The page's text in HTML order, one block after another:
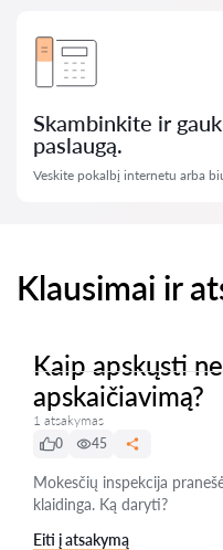
Skambinkite ir
paslaugą.
Veskite pokalbį internetu arba
Klausimai ir
Kaip apskųsti
apskaičiavimą?
1 atsakymas
0
45
Mokesčių inspekcija
klaidinga. Ką daryti?
Eiti į atsakymą